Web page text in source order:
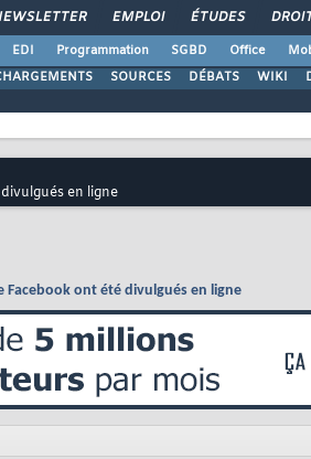
EMPLOI ÉTUDES
EDI Programmation SGBD Office
SOURCES DÉBATS WIKI
en ligne
ont été divulgués en ligne